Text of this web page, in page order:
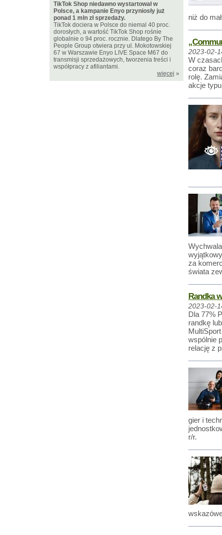
niż do
2023-02-
W
coraz
rolę.
akcje
za
świata
Randka
2023-02-
Dla 77%
randkę
wspólnie
relację z
gier i
r/r.
TikTok Shop niedawno wystartował w
Polsce, a kampanie Enyo przyniosły już
ponad 1 mln zł sprzedaży.
TikTok dociera w Polsce do niemal 40 proc.
dorosłych, a wartość TikTok Shop rośnie
globalnie o 94 proc. rocznie. Dlatego By The
People Group otwiera przy ul. Mokotowskiej
67 w Warszawie Enyo LIVE Space M67 do
transmisji sprzedażowych, tworzenia treści i
współpracy z afiliantami.
więcej »